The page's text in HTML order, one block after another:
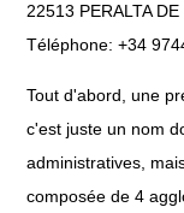
22513 PERALTA
Téléphone: +34
Tout d'abord, une
c'est juste un nom
administratives,
composée de 4